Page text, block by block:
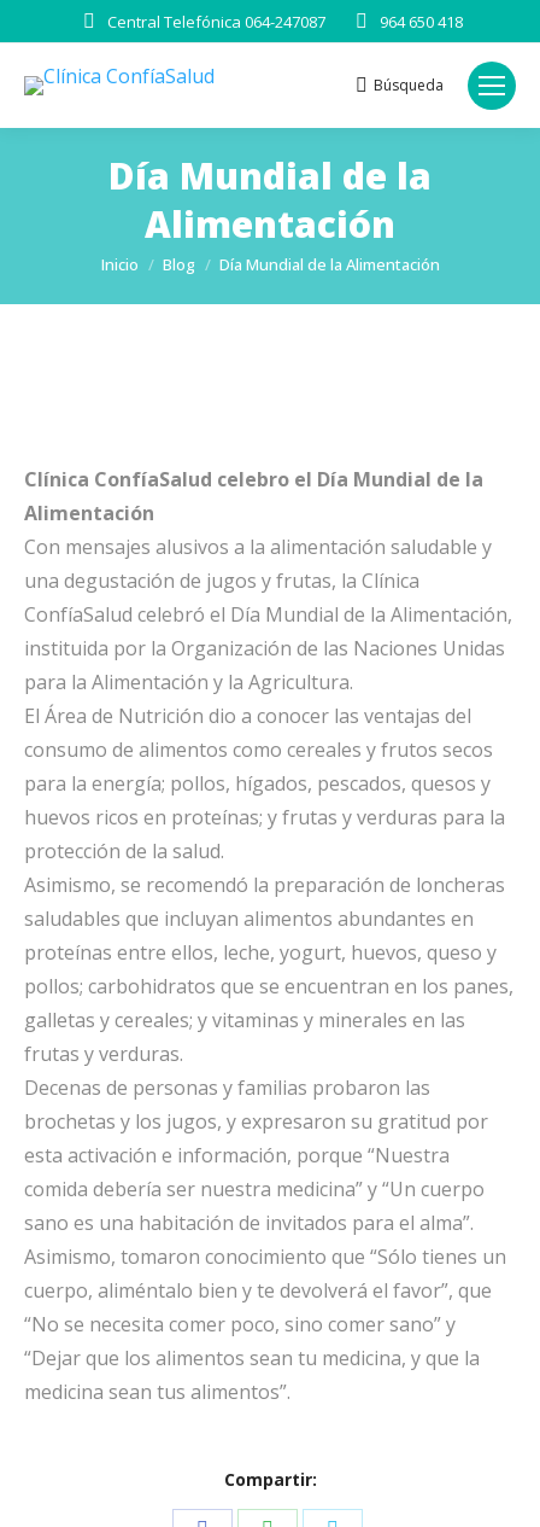
Central Telefónica 064-247087 964 650 418
Buscar:
Búsqueda
Día Mundial de la
Alimentación
Estás aquí:
Inicio Blog Día Mundial de la Alimentación
Clínica ConfíaSalud celebro el Día Mundial de la
Alimentación
Con mensajes alusivos a la alimentación saludable y
una degustación de jugos y frutas, la Clínica
ConfíaSalud celebró el Día Mundial de la Alimentación,
instituida por la Organización de las Naciones Unidas
para la Alimentación y la Agricultura.
El Área de Nutrición dio a conocer las ventajas del
consumo de alimentos como cereales y frutos secos
para la energía; pollos, hígados, pescados, quesos y
huevos ricos en proteínas; y frutas y verduras para la
protección de la salud.
Asimismo, se recomendó la preparación de loncheras
saludables que incluyan alimentos abundantes en
proteínas entre ellos, leche, yogurt, huevos, queso y
pollos; carbohidratos que se encuentran en los panes,
galletas y cereales; y vitaminas y minerales en las
frutas y verduras.
Decenas de personas y familias probaron las
brochetas y los jugos, y expresaron su gratitud por
esta activación e información, porque “Nuestra
comida debería ser nuestra medicina” y “Un cuerpo
sano es una habitación de invitados para el alma”.
Asimismo, tomaron conocimiento que “Sólo tienes un
cuerpo, aliméntalo bien y te devolverá el favor”, que
“No se necesita comer poco, sino comer sano” y
“Dejar que los alimentos sean tu medicina, y que la
medicina sean tus alimentos”.
Compartir: